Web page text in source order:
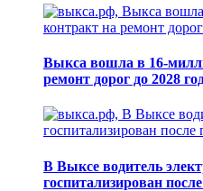
Выкса вошла в 16-
ремонт дорог до 2028
В Выксе водитель
госпитализирован